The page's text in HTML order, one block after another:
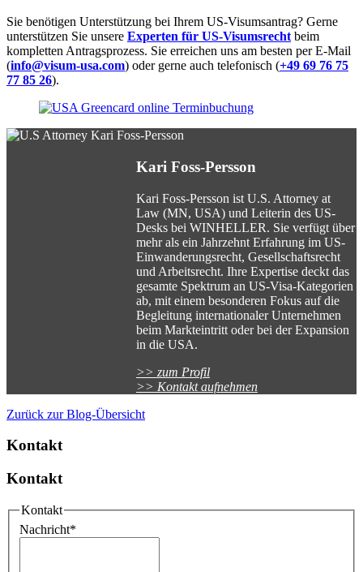
Sie benötigen Unterstützung bei Ihrem US-Visumsantrag? Gerne
unterstützen Sie unsere Experten für US-Visumsrecht beim
kompletten Antragsprozess. Sie erreichen uns am besten per E-Mail
(info@visum-usa.com) oder gerne auch telefonisch (+49 69 76 75
77 85 26).
Kari Foss-Persson
Kari Foss-Persson ist U.S. Attorney at
Law (MN, USA) und Leiterin des US-
Desks bei WINHELLER. Sie verfügt über
mehr als ein Jahrzehnt Erfahrung im US-
Einwanderungsrecht, Gesellschaftsrecht
und Arbeitsrecht. Ihre Expertise deckt das
gesamte Spektrum an US-Visa-Kategorien
ab, mit einem besonderen Fokus auf die
Begleitung internationaler Unternehmen
beim Markteintritt oder bei der Expansion
in die USA.
>> zum Profil
>> Kontakt aufnehmen
Zurück zur Blog-Übersicht
Kontakt
Kontakt
Kontakt
Nachricht*